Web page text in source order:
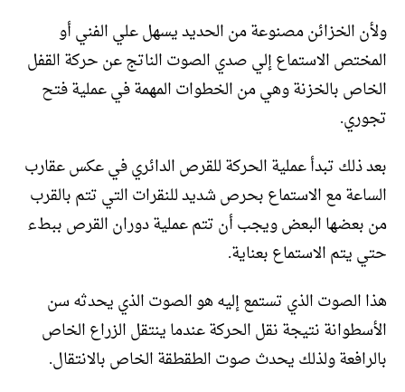
ولأن الخزائن مصنوعة من الحديد يسهل علي الفني أو
المختص الاستماع إلي صدي الصوت الناتج عن حركة القفل
الخاص بالخزنة وهي من الخطوات المهمة في عملية فتح
تجوري.
بعد ذلك تبدأ عملية الحركة للقرص الدائري في عكس عقارب
الساعة مع الاستماع بحرص شديد للنقرات التي تتم بالقرب
من بعضها البعض ويجب أن تتم عملية دوران القرص ببطء
حتي يتم الاستماع بعناية.
هذا الصوت الذي تستمع إليه هو الصوت الذي يحدثه سن
الأسطوانة نتيجة نقل الحركة عندما ينتقل الزراع الخاص
بالرافعة ولذلك يحدث صوت الطقطقة الخاص بالانتقال.